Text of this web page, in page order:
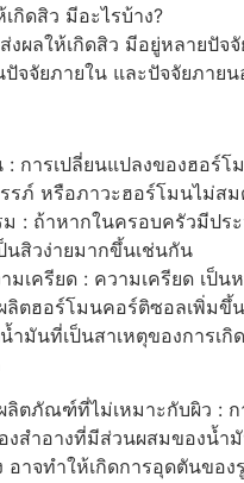
งผลให้เกิดสิว มีอยู่หลายปัจ
ปัจจัยภายใน และปัจจัยภาย
: การเปลี่ยนแปลงของฮอร์โ
รภ์ หรือภาวะฮอร์โมนไม่ส
: ถ้าหากในครอบครัวมีปร
นสิวง่ายมากขึ้นเช่นกัน
มเครียด : ความเครียด เป็น
ลิตฮอร์โมนคอร์ติซอลเพิ่มขึ้
ำมันที่เป็นสาเหตุของการเกิ
ลิตภัณฑ์ที่ไม่เหมาะกับผิว :
งสำอางที่มีส่วนผสมของน้ำ
อาจทำให้เกิดการอุดตันขอ